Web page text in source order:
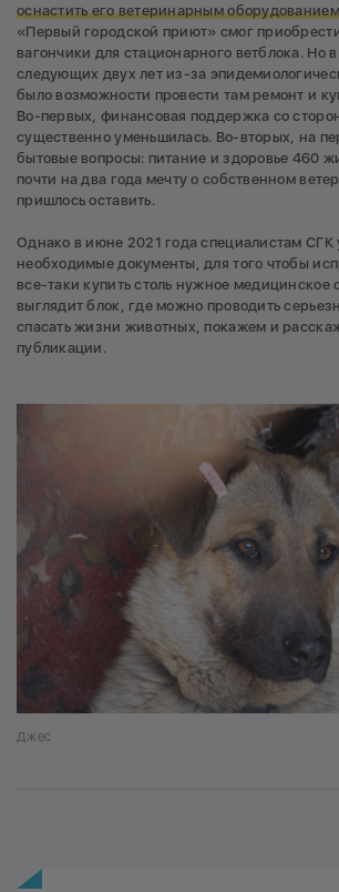
оснастить его ветеринарным оборудованием
«Первый городской приют» смог
вагончики для стационарного ветблока. Но
следующих двух лет из-за
было возможности провести там ремонт и
Во-первых, финансовая поддержка со
существенно уменьшилась. Во-вторых, на
бытовые вопросы: питание и здоровье 460
почти на два года мечту о собственном
пришлось оставить.
Однако в июне 2021 года специалистам СГК
необходимые документы, для того чтобы
все-таки купить столь нужное медицинское
выглядит блок, где можно проводить
спасать жизни животных, покажем и
публикации.
Джес